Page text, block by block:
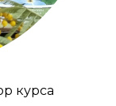
курса